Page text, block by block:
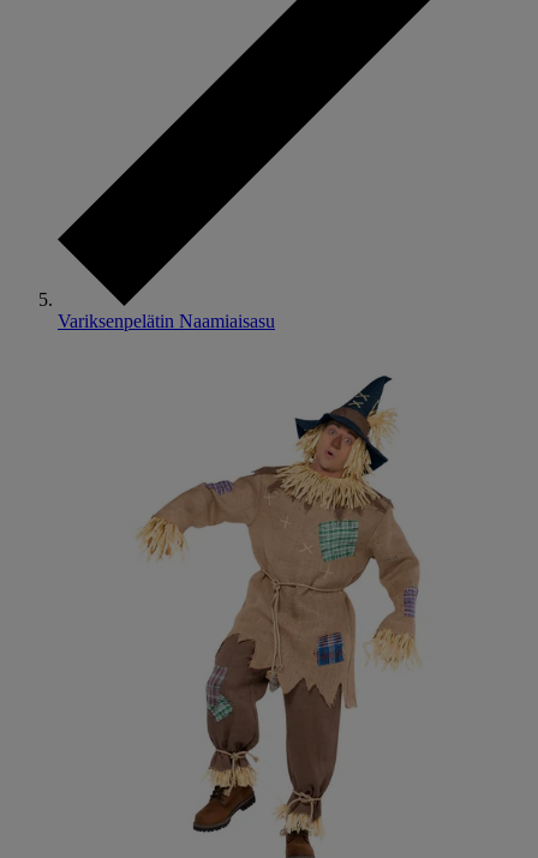
Variksenpelätin Naamiaisasu